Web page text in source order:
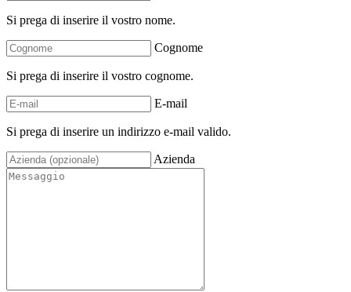
Si prega di inserire il vostro nome.
Cognome
Si prega di inserire il vostro cognome.
E-mail
Si prega di inserire un indirizzo e-mail valido.
Azienda